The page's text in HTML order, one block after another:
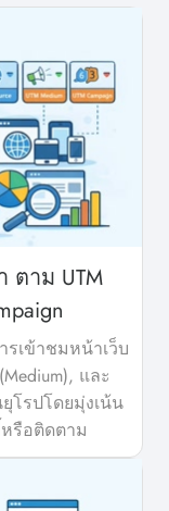
ตาม UTM
รเข้าชมหน้าเว็บ
และ
โรปโดยมุ่งเน้น
รือติดตาม